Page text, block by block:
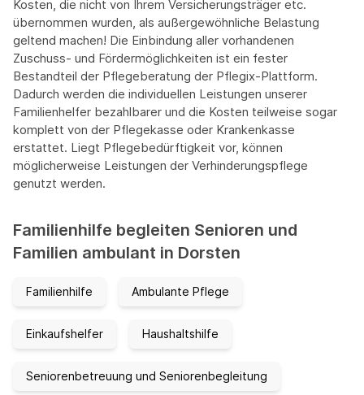
Kosten, die nicht von Ihrem Versicherungsträger etc.
übernommen wurden, als außergewöhnliche Belastung
geltend machen! Die Einbindung aller vorhandenen
Zuschuss- und Fördermöglichkeiten ist ein fester
Bestandteil der Pflegeberatung der Pflegix-Plattform.
Dadurch werden die individuellen Leistungen unserer
Familienhelfer bezahlbarer und die Kosten teilweise sogar
komplett von der Pflegekasse oder Krankenkasse
erstattet. Liegt Pflegebedürftigkeit vor, können
möglicherweise Leistungen der Verhinderungspflege
genutzt werden.
Familienhilfe begleiten Senioren und
Familien ambulant in Dorsten
Familienhilfe Ambulante Pflege
Einkaufshelfer Haushaltshilfe
Seniorenbetreuung und Seniorenbegleitung